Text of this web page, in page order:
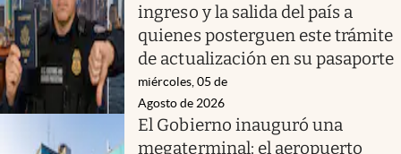
ingreso y la salida del país a
quienes posterguen este trámite
de actualización en su pasaporte
miércoles, 05 de
Agosto de 2026
El Gobierno inauguró una
megaterminal: el aeropuerto